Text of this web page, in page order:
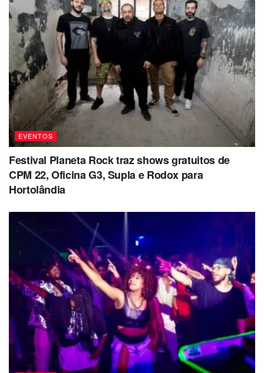
EVENTOS
Festival Planeta Rock traz shows gratuitos de
CPM 22, Oficina G3, Supla e Rodox para
Hortolândia